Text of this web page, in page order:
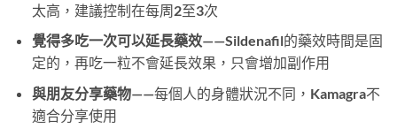
太高，建議控制在每周2至3次
覺得多吃一次可以延長藥效——Sildenafil的藥效時間是固
定的，再吃一粒不會延長效果，只會增加副作用
與朋友分享藥物——每個人的身體狀況不同，Kamagra不
適合分享使用